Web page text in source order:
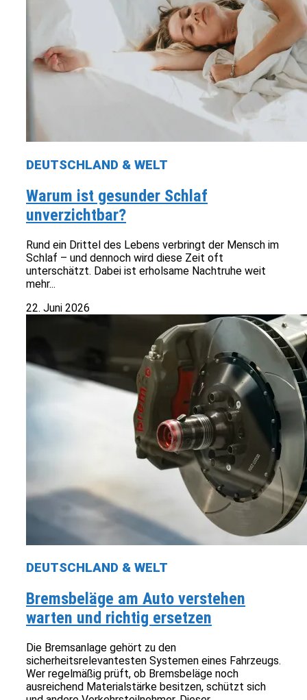
DEUTSCHLAND & WELT
Warum ist gesunder Schlaf
unverzichtbar?
Rund ein Drittel des Lebens verbringt der Mensch im
Schlaf – und dennoch wird diese Zeit oft
unterschätzt. Dabei ist erholsame Nachtruhe weit
mehr...
22. Juni 2026
DEUTSCHLAND & WELT
Bremsbeläge am Auto verstehen
warten und richtig ersetzen
Die Bremsanlage gehört zu den
sicherheitsrelevantesten Systemen eines Fahrzeugs.
Wer regelmäßig prüft, ob Bremsbeläge noch
ausreichend Materialstärke besitzen, schützt sich